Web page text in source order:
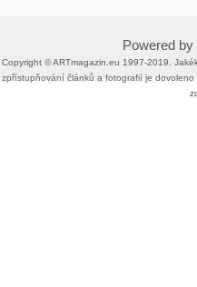
Powered by
Copyright ©​ ​​ARTmagazin.eu ​1997-2019​.​
zpřístupňování článků a fotografií je